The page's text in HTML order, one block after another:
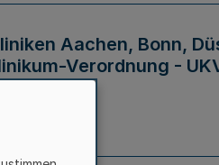
Aachen, Bonn,
Verordnung -